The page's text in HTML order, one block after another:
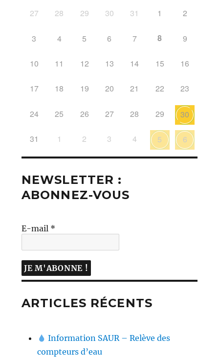
27
28 29 30 31 1 2
3 4 5 6 7 8 9
10 11 12 13 14 15 16
17 18 19 20 21 22 23
24 25 26 27 28 29 30
31 1 2 3 4 5 6
NEWSLETTER :
ABONNEZ-VOUS
E-mail *
ARTICLES RÉCENTS
Information SAUR – Relève des
compteurs d’eau